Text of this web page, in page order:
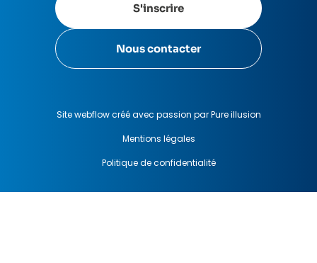
S'inscrire
Nous contacter
Site webflow créé avec passion par Pure illusion
Mentions légales
Politique de confidentialité